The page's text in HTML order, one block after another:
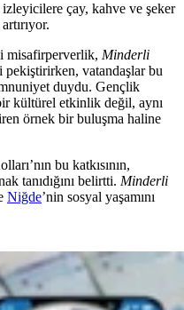
çay, kahve ve şeker
misafirperverlik, Minderli
pekiştirirken, vatandaşlar bu
duydu. Gençlik
kültürel etkinlik değil, aynı
örnek bir buluşma haline
bu katkısının,
tanıdığını belirtti. Minderli
Niğde’nin sosyal yaşamını